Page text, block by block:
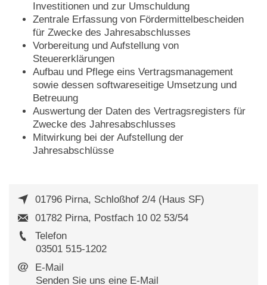
Investitionen und zur Umschuldung
Zentrale Erfassung von Fördermittelbescheiden
für Zwecke des Jahresabschlusses
Vorbereitung und Aufstellung von
Steuererklärungen
Aufbau und Pflege eins Vertragsmanagement
sowie dessen softwareseitige Umsetzung und
Betreuung
Auswertung der Daten des Vertragsregisters für
Zwecke des Jahresabschlusses
Mitwirkung bei der Aufstellung der
Jahresabschlüsse
01796 Pirna, Schloßhof 2/4 (Haus SF)
01782 Pirna, Postfach 10 02 53/54
Telefon
03501 515-1202
E-Mail
Senden Sie uns eine E-Mail